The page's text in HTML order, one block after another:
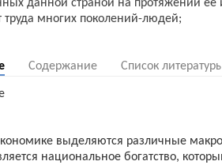
данной страной на протяжении
труда многих поколений-людей;
Содержание Список
выделяются различные
национальное богатство,